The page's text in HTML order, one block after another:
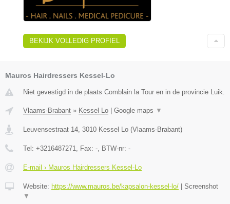
BEKIJK VOLLEDIG PROFIEL
Mauros Hairdressers Kessel-Lo
Niet gevestigd in de plaats Comblain la Tour en in de provincie Luik.
Vlaams-Brabant » Kessel Lo | Google maps ▼
Leuvensestraat 14 3010 Kessel Lo (Vlaams-Brabant)
Tel: +3216487271 , Fax: - , BTW-nr: -
E-mail › Mauros Hairdressers Kessel-Lo
Website: https://www.mauros.be/kapsalon-kessel-lo/ | Screenshot
▼